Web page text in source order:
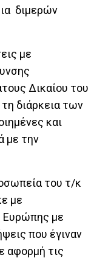
διμερών
με
Δικαίου του
διάρκεια των
και
με την
του τ/κ
με
Ευρώπης με
που έγιναν
αφορμή τις